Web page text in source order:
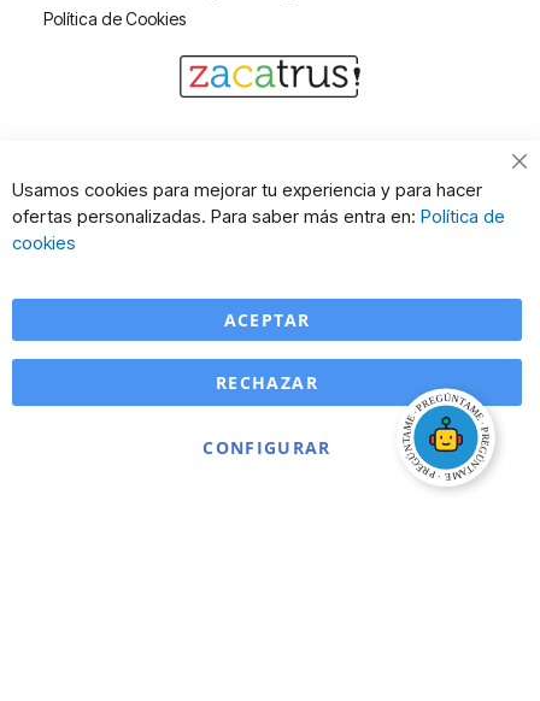
Política de Cookies
Usamos cookies para mejorar tu experiencia y para hacer
ofertas personalizadas. Para saber más entra en: Política de
cookies
ACEPTAR
CONFIGURAR
RECHAZAR